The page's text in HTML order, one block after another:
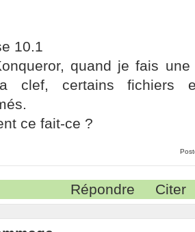
10.1
quand je fais
clef, certains fichiers
ce fait-ce ?
Répondre Citer